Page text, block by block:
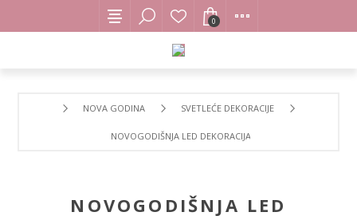
0
NOVA GODINA SVETLEĆE DEKORACIJE
NOVOGODIŠNJA LED DEKORACIJA KUGLA 15 CM
NOVOGODIŠNJA LED